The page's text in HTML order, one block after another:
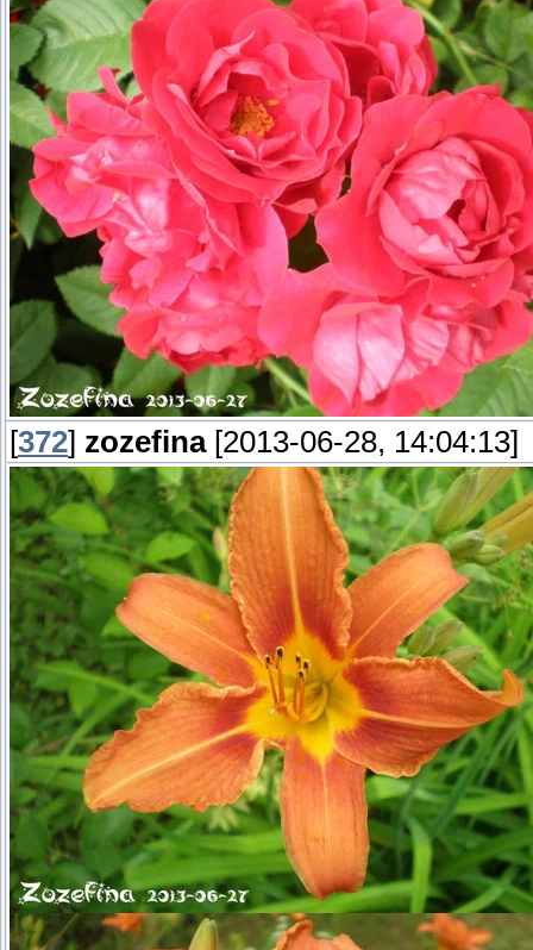
[372] zozefina[2013-06-28, 14:04:13]